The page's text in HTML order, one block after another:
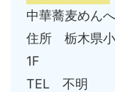
中華蕎麦めん
住所 栃木県小
1F
TEL 不明